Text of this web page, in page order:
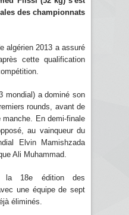
des championnats
algérien 2013 a assuré
cette qualification
mondial) a dominé son
rounds, avant de
manche. En demi-finale
au vainqueur du
Elvin Mamishzada
Ali Muhammad.
la 18e édition des
une équipe de sept
éliminés.